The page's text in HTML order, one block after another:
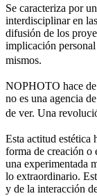
Se caracteriza por
interdisciplinar en
difusión de los
implicación
mismos.
NOPHOTO hace
no es una agencia
de ver. Una
Esta actitud
forma de creación o
una experimentada
lo extraordinario.
y de la interacción